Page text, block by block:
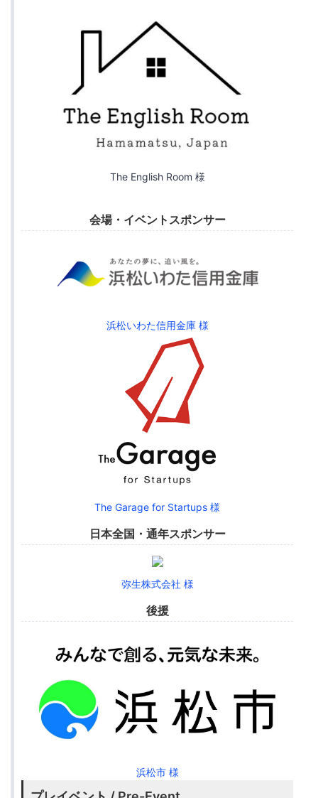
The English Room 様
会場・イベントスポンサー
浜松いわた信用金庫 様
The Garage for Startups 様
日本全国・通年スポンサー
弥生株式会社 様
後援
浜松市 様